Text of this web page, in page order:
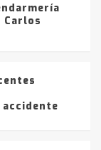
Carlos